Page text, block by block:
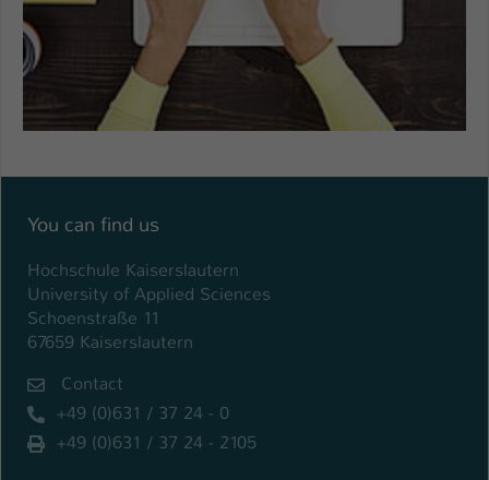
You can find us
Hochschule Kaiserslautern
University of Applied Sciences
Schoenstraße 11
67659 Kaiserslautern
Contact
+49 (0)631 / 37 24 - 0
+49 (0)631 / 37 24 - 2105